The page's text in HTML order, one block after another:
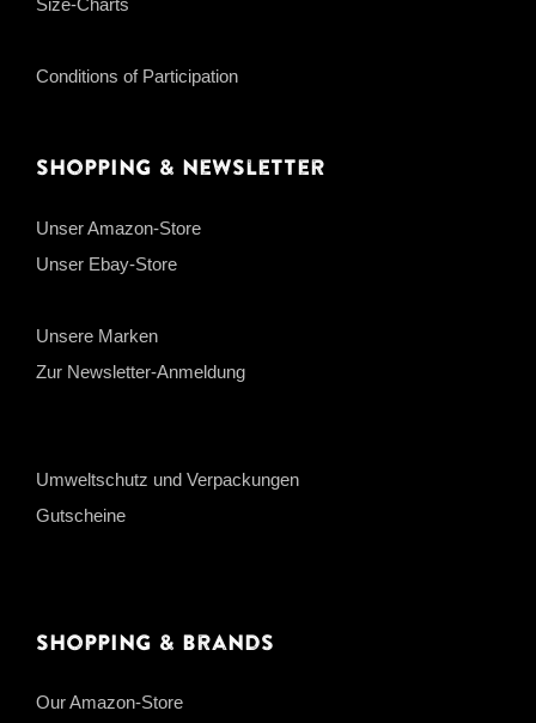
Conditions of Participation
Shopping & Newsletter
Unser Amazon-Store
Unser Ebay-Store
Unsere Marken
Zur Newsletter-Anmeldung
Umweltschutz und Verpackungen
Gutscheine
Shopping & Brands
Our Amazon-Store